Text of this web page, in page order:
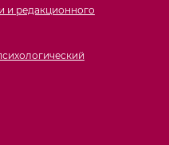
и редакционного